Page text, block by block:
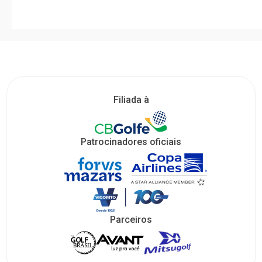
Filiada à
Patrocinadores oficiais
Parceiros